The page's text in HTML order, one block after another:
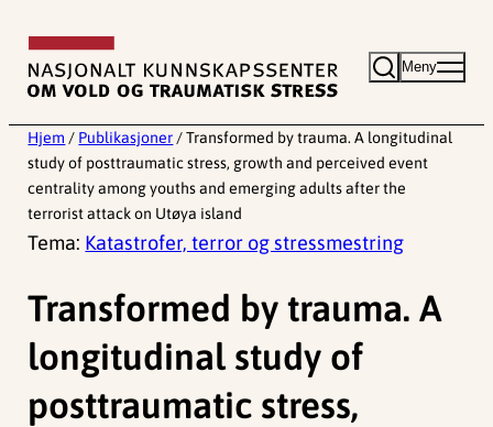
innhold
Meny
Hjem / Publikasjoner / Transformed by trauma. A longitudinal
study of posttraumatic stress, growth and perceived event
centrality among youths and emerging adults after the
terrorist attack on Utøya island
Tema: Katastrofer, terror og stressmestring
Transformed by trauma. A
longitudinal study of
posttraumatic stress,